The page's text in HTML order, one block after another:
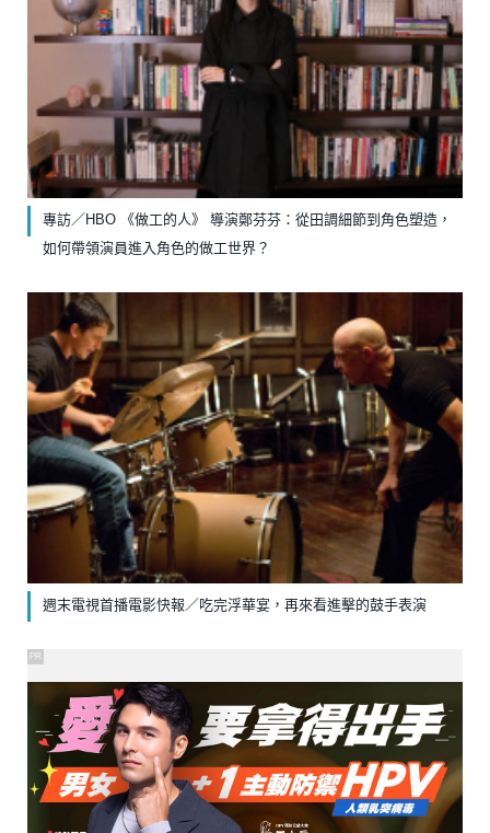
專訪／HBO 《做工的人》 導演鄭芬芬：從田調細節到角色塑造，
如何帶領演員進入角色的做工世界？
週末電視首播電影快報／吃完浮華宴，再來看進擊的鼓手表演
PR